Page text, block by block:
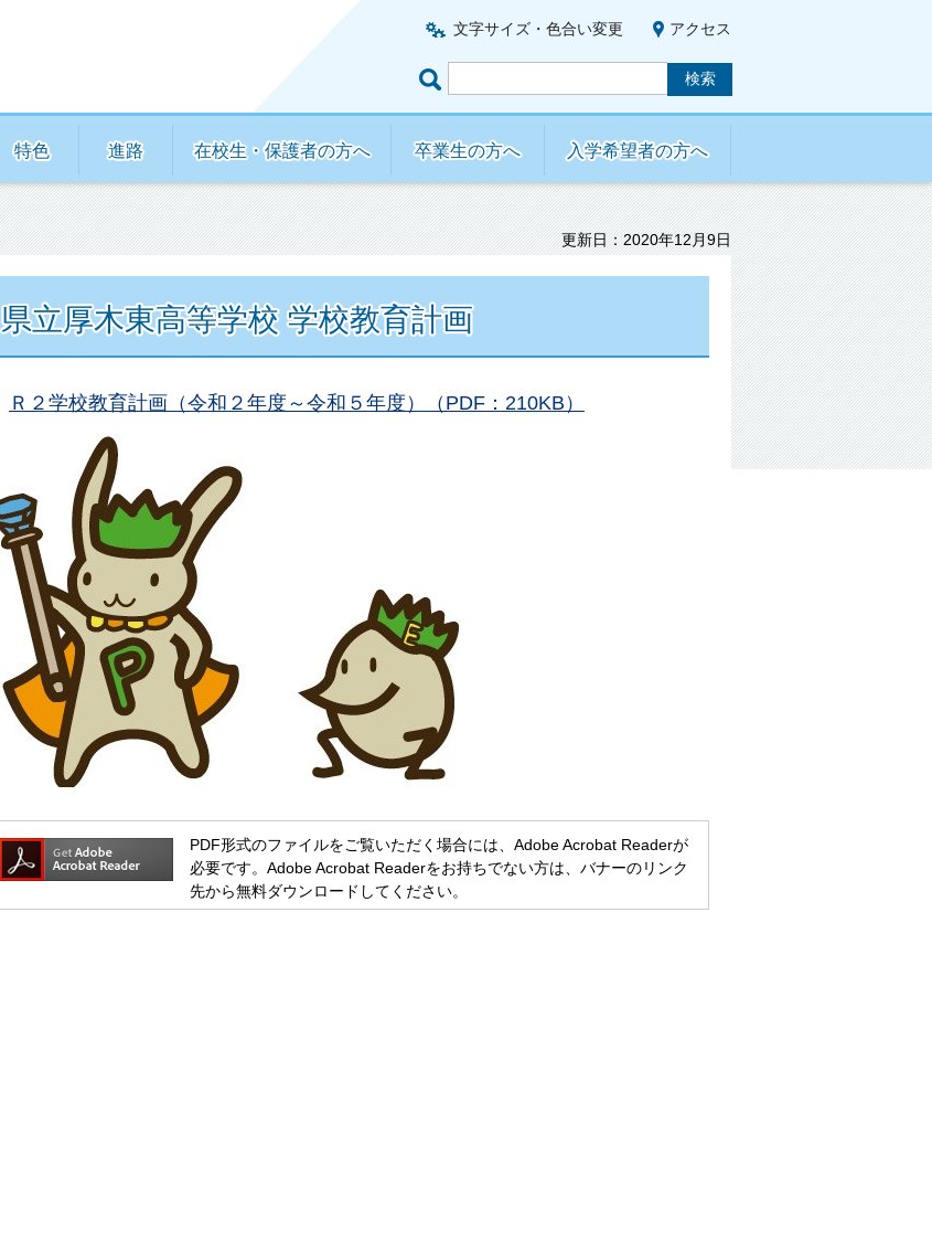
文字サイズ・色合い変更 アクセス
特色 進路 在校生・保護者の方へ 卒業生の方へ 入学希望者の方へ
更新日：2020年12月9日
県立厚木東高等学校 学校教育計画
Ｒ２学校教育計画（令和２年度～令和５年度）（PDF：210KB）
PDF形式のファイルをご覧いただく場合には、Adobe Acrobat Readerが
必要です。Adobe Acrobat Readerをお持ちでない方は、バナーのリンク
先から無料ダウンロードしてください。